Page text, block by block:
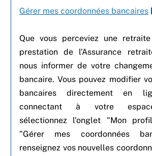
Gérer mes coordonnées bancaires
Que vous perceviez une
prestation de l’Assurance
nous informer de votre
bancaire. Vous pouvez modifier
bancaires directement en
connectant à votre
sélectionnez l'onglet "Mon
"Gérer mes coordonnées
renseignez vos nouvelles